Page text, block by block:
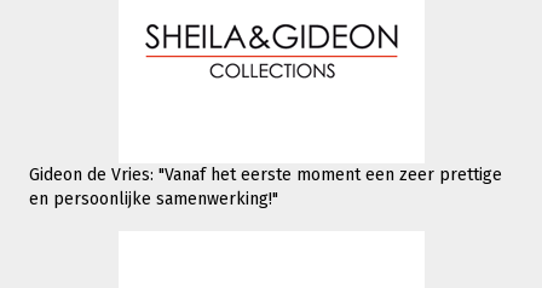
Gideon de Vries: "Vanaf het eerste moment een zeer prettige
en persoonlijke samenwerking!"